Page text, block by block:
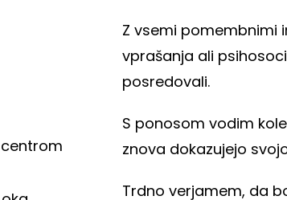
Z vsemi pomembnimi
vprašanja ali
posredovali.
S ponosom vodim
znova dokazujejo
Trdno verjamem, da